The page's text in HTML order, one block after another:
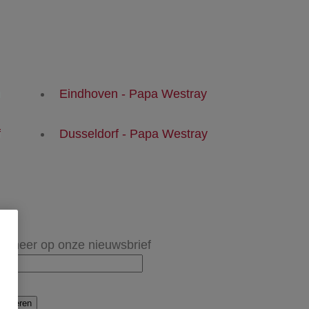
Eindhoven - Papa Westray
Dusseldorf - Papa Westray
op onze nieuwsbrief